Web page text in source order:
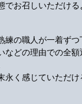
お召しいただける
の職人が一着ずつ
どの理由での全額
く感じていただけ